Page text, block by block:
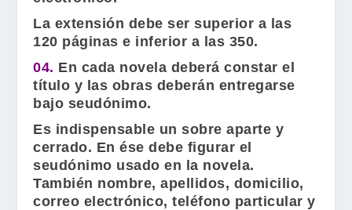
La extensión debe ser superior a las
120 páginas e inferior a las 350.
04. En cada novela deberá constar el
título y las obras deberán entregarse
bajo seudónimo.
Es indispensable un sobre aparte y
cerrado. En ése debe figurar el
seudónimo usado en la novela.
También nombre, apellidos, domicilio,
correo electrónico, teléfono particular y